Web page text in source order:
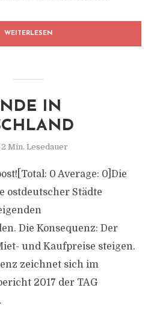
WEITERLESEN
IN
2 Min. Lesedauer
0 Average: 0]Die
ostdeutscher Städte
Die Konsequenz: Der
und Kaufpreise steigen.
zeichnet sich im
2017 der TAG